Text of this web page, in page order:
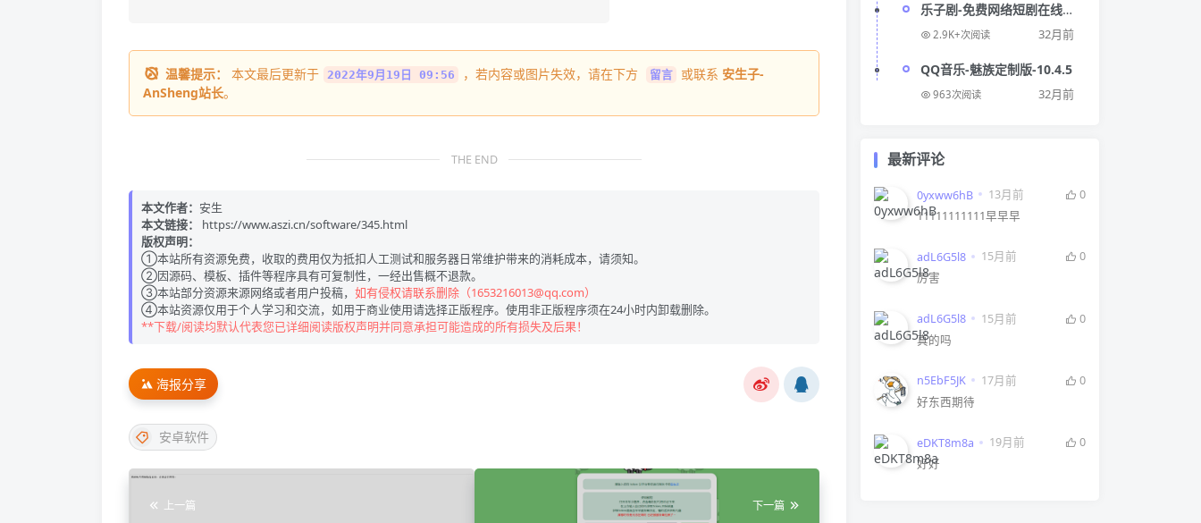
温馨提示： 本文最后更新于 2022年9月19日 09:56 ，若内容或图片失效，请在下方 留言 或联系 安生子-
AnSheng站长。
THE END
本文作者： 安生
本文链接：
https://www.aszi.cn/software/345.html
版权声明：
①本站所有资源免费，收取的费用仅为抵扣人工测试和服务器日常维护带来的消耗成本，请须知。
②因源码、模板、插件等程序具有可复制性，一经出售概不退款。
③本站部分资源来源网络或者用户投稿， 如有侵权请联系删除（1653216013@qq.com）
④本站资源仅用于个人学习和交流，如用于商业使用请选择正版程序。使用非正版程序须在24小时内卸载删除。
**下载/阅读均默认代表您已详细阅读版权声明并同意承担可能造成的所有损失及后果！
海报分享
安卓软件
上一篇 下一篇
乐子剧-免费网络短剧在线播
放平台
2.9K+次阅读 32月前
QQ音乐-魅族定制版-10.4.5
963次阅读 32月前
最新评论
0yxww6hB 13月前
0
11111111111早早早
adL6G5l8 15月前
0
厉害
adL6G5l8 15月前
0
真的吗
n5EbF5JK 17月前
0
好东西期待
eDKT8m8a 19月前
0
好好